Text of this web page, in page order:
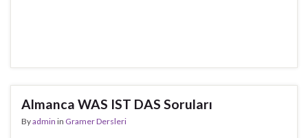
Almanca WAS IST DAS Soruları
Byadmin in Gramer Dersleri